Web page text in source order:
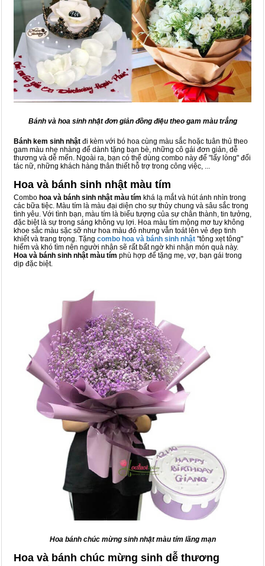
Bánh và hoa sinh nhật đơn giản đồng điệu theo gam màu trắng
Bánh kem sinh nhật đi kèm với bó hoa cùng màu sắc hoặc tuân thủ theo
gam màu nhẹ nhàng để dành tặng bạn bè, những cô gái đơn giản, dễ
thương và dễ mến. Ngoài ra, bạn có thể dùng combo này để "lấy lòng" đối
tác nữ, những khách hàng thân thiết hỗ trợ trong công việc, ...
Hoa và bánh sinh nhật màu tím
Combo hoa và bánh sinh nhật màu tím khá lạ mắt và hút ánh nhìn trong
các bữa tiệc. Màu tím là màu đại diện cho sự thủy chung và sâu sắc trong
tình yêu. Với tình bạn, màu tím là biểu tượng của sự chân thành, tin tưởng,
đặc biệt là sự trong sáng không vụ lợi. Hoa màu tím mộng mơ tuy không
khoe sắc màu sặc sỡ như hoa màu đỏ nhưng vẫn toát lên vẻ đẹp tinh
khiết và trang trọng. Tặng combo hoa và bánh sinh nhật "tông xẹt tông"
hiếm và khó tìm nên người nhận sẽ rất bất ngờ khi nhận món quà này.
Hoa và bánh sinh nhật màu tím phù hợp để tặng mẹ, vợ, bạn gái trong
dịp đặc biệt.
Hoa bánh chúc mừng sinh nhật màu tím lãng mạn
Hoa và bánh chúc mừng sinh dễ thương